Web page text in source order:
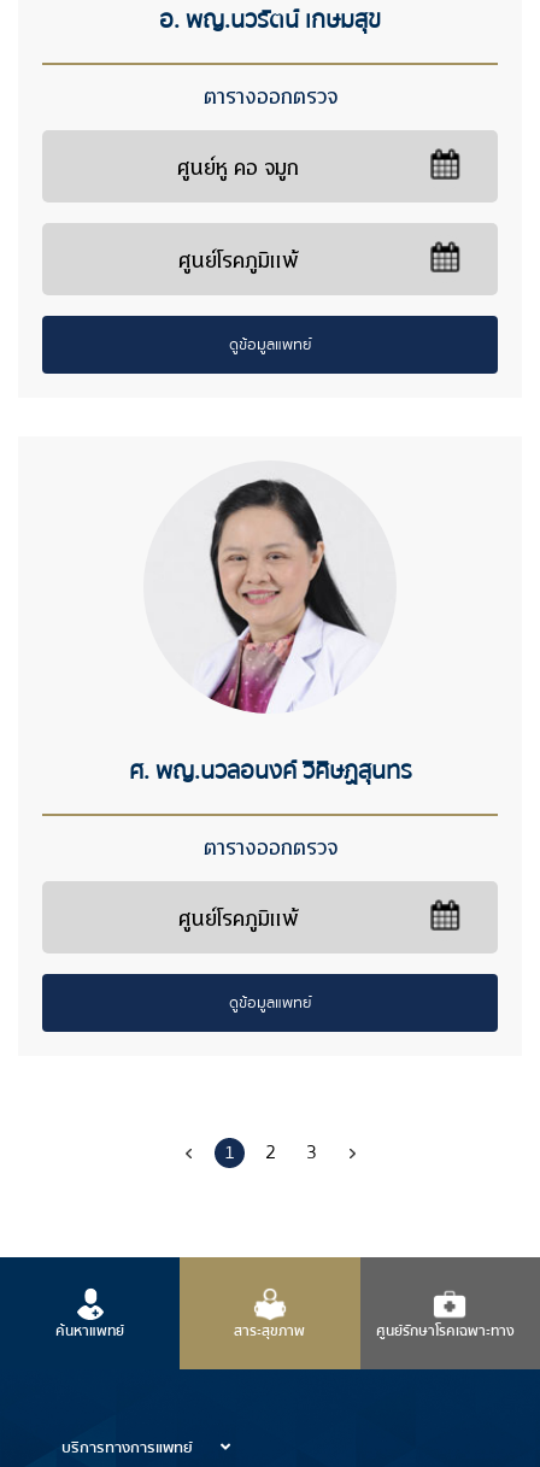
อ. พญ.นวรัตน์ เกษมสุข
ตารางออกตรวจ
ศูนย์หู คอ จมูก
ศูนย์โรคภูมิแพ้
ดูข้อมูลแพทย์
ศ. พญ.นวลอนงค์ วิศิษฏสุนทร
ตารางออกตรวจ
ศูนย์โรคภูมิแพ้
ดูข้อมูลแพทย์
1 2 3
ค้นหาแพทย์ สาระสุขภาพ ศูนย์รักษาโรคเฉพาะทาง
บริการทางการแพทย์